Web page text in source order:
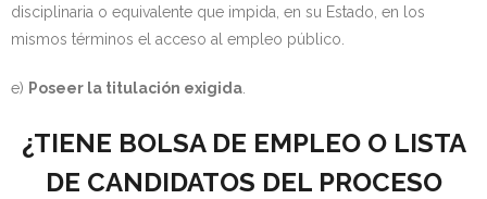
disciplinaria o equivalente que impida, en su Estado, en los
mismos términos el acceso al empleo público.
e) Poseer la titulación exigida
¿TIENE BOLSA DE EMPLEO O LISTA
DE CANDIDATOS DEL PROCESO